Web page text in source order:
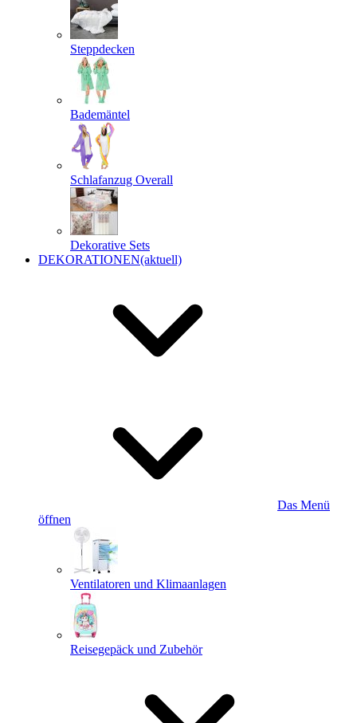
Steppdecken
Bademäntel
Schlafanzug Overall
Dekorative Sets
DEKORATIONEN(aktuell)
Das Menü
öffnen
Ventilatoren und Klimaanlagen
Reisegepäck und Zubehör